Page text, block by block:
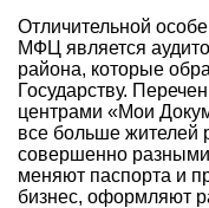
Отличительной
МФЦ является
района, которые
Государству.
центрами «Мои
все больше жителей
совершенно
меняют паспорта и
бизнес, оформляют